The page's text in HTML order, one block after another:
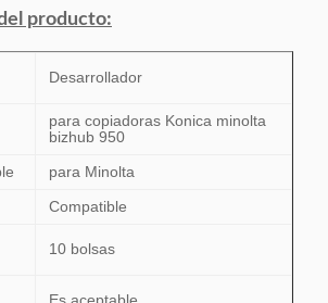
producto:
Desarrollador
para copiadoras Konica minolta
bizhub 950
para Minolta
Compatible
10 bolsas